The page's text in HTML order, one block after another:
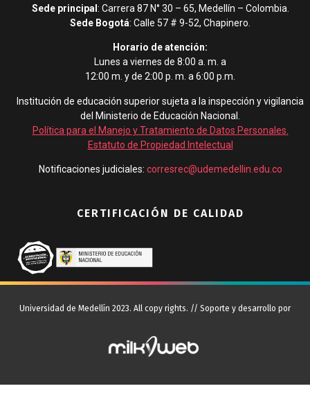
Sede principal : Carrera 87 N° 30 – 65, Medellín – Colombia.
Sede Bogotá: Calle 57 # 9-52, Chapinero.
Horario de atención:
Lunes a viernes de 8:00 a. m. a
12:00 m. y de 2:00 p. m. a 6:00 p.m.
Institución de educación superior sujeta a la inspección y vigilancia
del Ministerio de Educación Nacional.
Política para el Manejo y Tratamiento de Datos Personales
Estatuto de Propiedad Intelectual
Notificaciones judiciales: corresrec@udemedellin.edu.co
CERTIFICACIÓN DE CALIDAD
Universidad de Medellín 2023. All copy rights. // Soporte y desarrollo por